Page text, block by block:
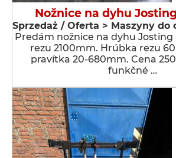
Nožnice na dyhu
Sprzedaż / Oferta > Maszyny do
Predám nožnice na dyhu Josting
rezu 2100mm. Hrúbka rezu
pravítka 20-680mm. Cena
funkčné …